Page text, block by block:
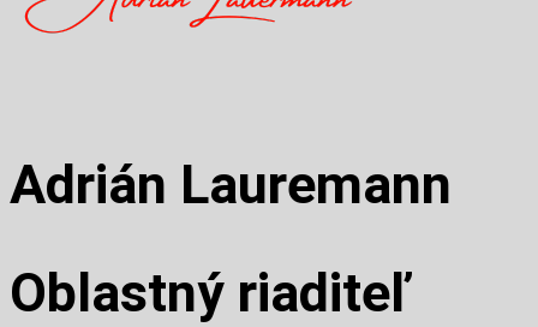
Adrián Lauremann
Oblastný riaditeľ